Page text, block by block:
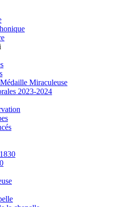
Miraculeuse
2023-2024